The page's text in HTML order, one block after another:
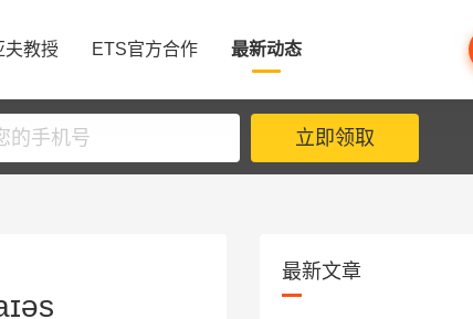
夫教授 ETS官方合作 最新动态
立即领取
最新文章